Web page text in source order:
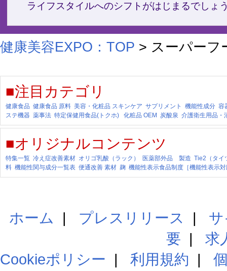
ライフスタイルへのシフトがはじまるでしょ
健康美容EXPO：TOP > スーパーフ
■注目カテゴリ
健康食品 健康食品 原料 美容・化粧品 スキンケア サプリメント 機能性成分 容
ステ機器 薬事法 特定保健用食品(トクホ) 化粧品 OEM 炭酸泉 介護衛生用品・
■オリジナルコンテンツ
特集一覧 冷え症改善素材 オリゴ乳酸（ラック） 医薬部外品 製造 Tie2（タイ
料 機能性関与成分一覧表 便通改善 素材 麹 機能性表示食品制度［機能性表示
ホーム | プレスリリース |
要 |求
Cookieポリシー | 利用規約 |